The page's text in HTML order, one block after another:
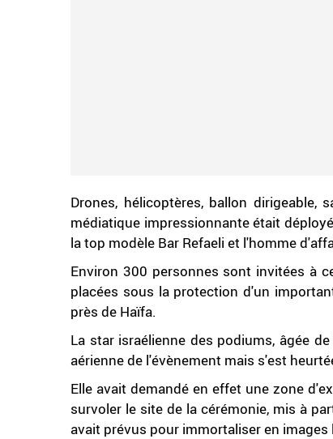
Drones, hélicoptères, ballon
médiatique impressionnante était
la top modèle Bar Refaeli et l'homme
Environ 300 personnes sont invitées à
placées sous la protection d'un
près de Haïfa.
La star israélienne des podiums, âgée
aérienne de l'évènement mais s'est
Elle avait demandé en effet une zone
survoler le site de la cérémonie, mis à
avait prévus pour immortaliser en images